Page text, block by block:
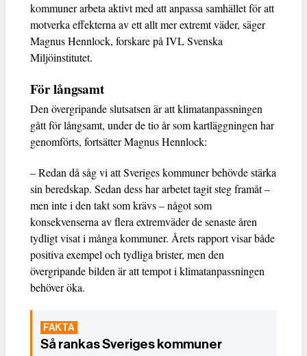
kommuner arbeta aktivt med att anpassa samhället för att
motverka effekterna av ett allt mer extremt väder, säger
Magnus Hennlock, forskare på IVL Svenska
Miljöinstitutet.
För långsamt
Den övergripande slutsatsen är att klimatanpassningen
gått för långsamt, under de tio år som kartläggningen har
genomförts, fortsätter Magnus Hennlock:
– Redan då såg vi att Sveriges kommuner behövde stärka
sin beredskap. Sedan dess har arbetet tagit steg framåt –
men inte i den takt som krävs – något som
konsekvenserna av flera extremväder de senaste åren
tydligt visat i många kommuner. Årets rapport visar både
positiva exempel och tydliga brister, men den
övergripande bilden är att tempot i klimatanpassningen
behöver öka.
Så rankas Sveriges kommuner